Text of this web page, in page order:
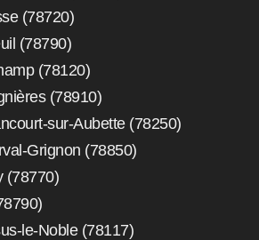
(78720)
(78790)
(78120)
(78910)
sur-Aubette (78250)
Grignon (78850)
(78770)
le-Noble (78117)